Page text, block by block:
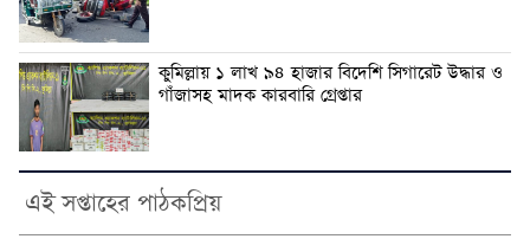
কুমিল্লায় ১ লাখ ৯৪ হাজার বিদেশি সিগারেট উদ্ধার ও
গাঁজাসহ মাদক কারবারি গ্রেপ্তার
এই সপ্তাহের পাঠকপ্রিয়